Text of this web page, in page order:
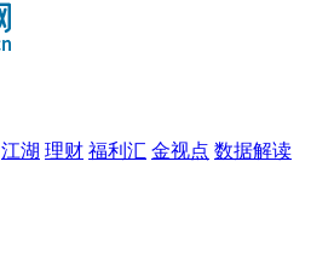
江湖 理财 福利汇 金视点 数据解读